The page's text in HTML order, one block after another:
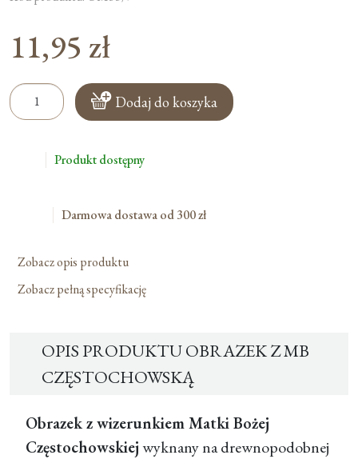
11,95 zł
ilość
Obrazek
Częstochowską
Dodaj do koszyka
Produkt dostępny
Darmowa dostawa od 300 zł
Zobacz opis produktu
Zobacz pełną specyfikację
OPIS PRODUKTU OBRAZEK Z MB
CZĘSTOCHOWSKĄ
Obrazek z wizerunkiem Matki Bożej
Częstochowskiejwyknany na drewnopodobnej